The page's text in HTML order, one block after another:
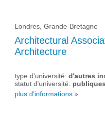
Londres, Grande-Bretagne
Architectural
Architecture
type d'université: d'autres
statut d'université: publiques
plus d'informations »